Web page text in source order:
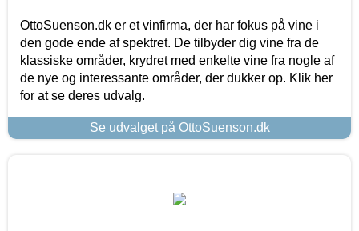
OttoSuenson.dk er et vinfirma, der har fokus på vine i
den gode ende af spektret. De tilbyder dig vine fra de
klassiske områder, krydret med enkelte vine fra nogle af
de nye og interessante områder, der dukker op. Klik her
for at se deres udvalg.
Se udvalget på OttoSuenson.dk